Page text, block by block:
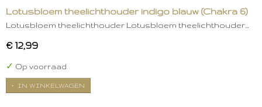
Lotusbloem theelichthouder indigo blauw (Chakra 6)
Lotusbloem theelichthouder Lotusbloem theelichthouder…
€ 12,99
✓ Op voorraad
IN WINKELWAGEN